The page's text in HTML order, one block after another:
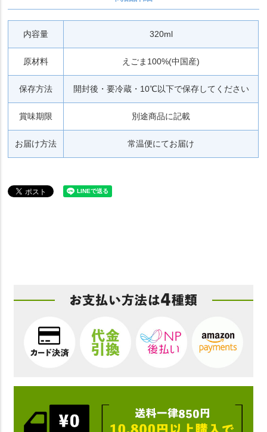
内容量 320ml
原材料 えごま100%(中国産)
保存方法 開封後・要冷蔵・10℃以下で保存してください
賞味期限 別途商品に記載
お届け方法 常温便にてお届け